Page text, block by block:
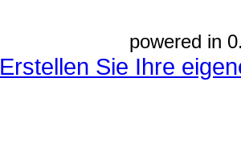
powered in
Erstellen Sie Ihre